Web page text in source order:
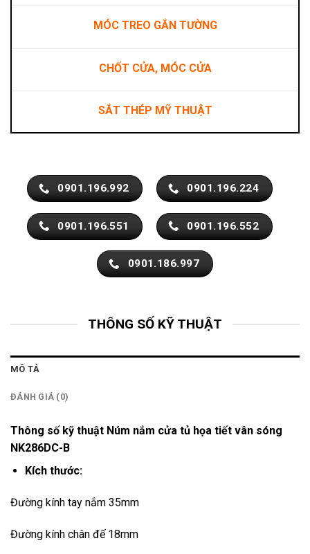
MÓC TREO GẮN TƯỜNG
CHỐT CỬA, MÓC CỬA
SẮT THÉP MỸ THUẬT
0901.196.992 0901.196.224
0901.196.551 0901.196.552
0901.186.997
THÔNG SỐ KỸ THUẬT
MÔ TẢ
ĐÁNH GIÁ (0)
Thông số kỹ thuật Núm nắm cửa tủ họa tiết vân sóng
NK286DC-B
Kích thước:
Đường kính tay nắm 35mm
Đường kính chân đế 18mm